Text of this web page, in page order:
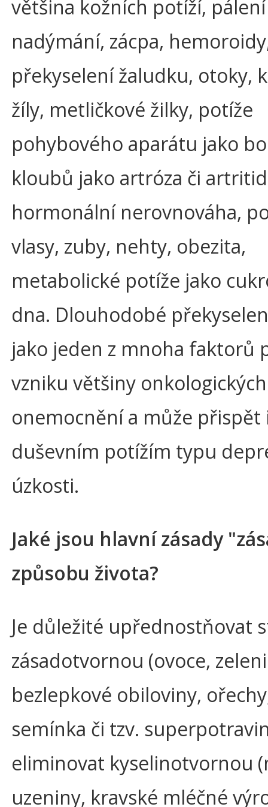
většina kožních potíží,
nadýmání, zácpa,
překyselení žaludku, otoky,
žíly, metličkové žilky, potíže
pohybového aparátu jako
kloubů jako artróza či
hormonální nerovnováha,
vlasy, zuby, nehty, obezita,
metabolické potíže jako
dna. Dlouhodobé
jako jeden z mnoha faktorů
vzniku většiny onkologických
onemocnění a může přispět
duševním potížím typu
úzkosti.
Jaké jsou hlavní zásady
způsobu života?
Je důležité upřednostňovat
zásadotvornou (ovoce,
bezlepkové obiloviny,
semínka či tzv.
eliminovat kyselinotvornou
uzeniny, kravské mléčné